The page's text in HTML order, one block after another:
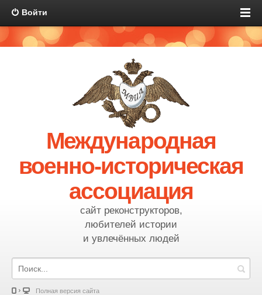
Войти
Международная
военно-историческая
ассоциация
сайт реконструкторов,
любителей истории
и увлечённых людей
Полная версия сайта